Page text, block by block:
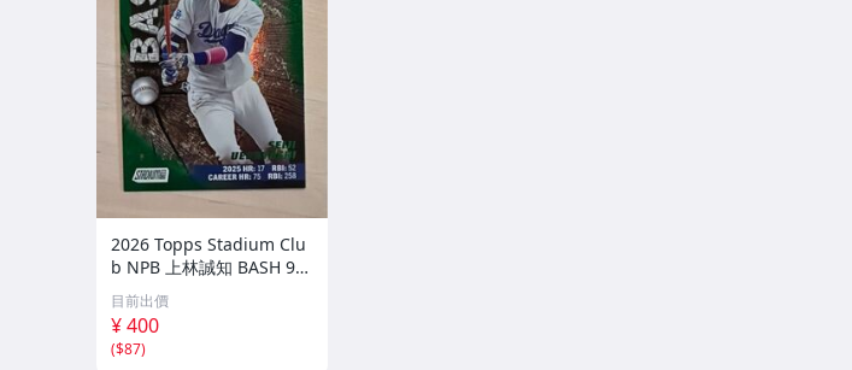
2026 Topps Stadium Clu
b NPB 上林誠知 BASH 99
シリ パラレルカード 中
日ドラゴンズ
目前出價
¥ 400
($87)